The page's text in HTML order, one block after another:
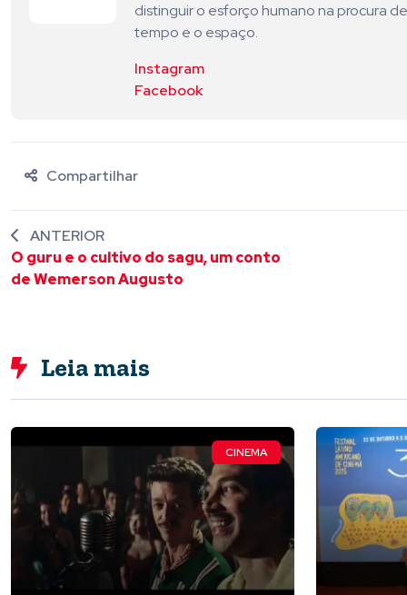
distinguir o esforço humano na procura
tempo e o espaço.
Instagram
Facebook
Compartilhar
ANTERIOR
O guru e o cultivo do sagu, um conto
de Wemerson Augusto
Leia mais
CINEMA